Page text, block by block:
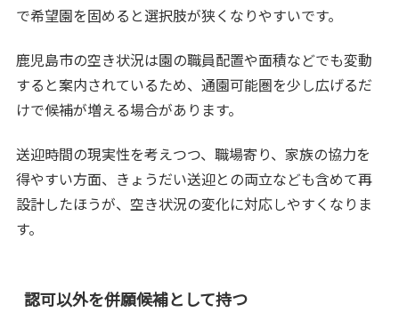
で希望園を固めると選択肢が狭くなりやすいです。
鹿児島市の空き状況は園の職員配置や面積などでも変動
すると案内されているため、通園可能圏を少し広げるだ
けで候補が増える場合があります。
送迎時間の現実性を考えつつ、職場寄り、家族の協力を
得やすい方面、きょうだい送迎との両立なども含めて再
設計したほうが、空き状況の変化に対応しやすくなりま
す。
認可以外を併願候補として持つ